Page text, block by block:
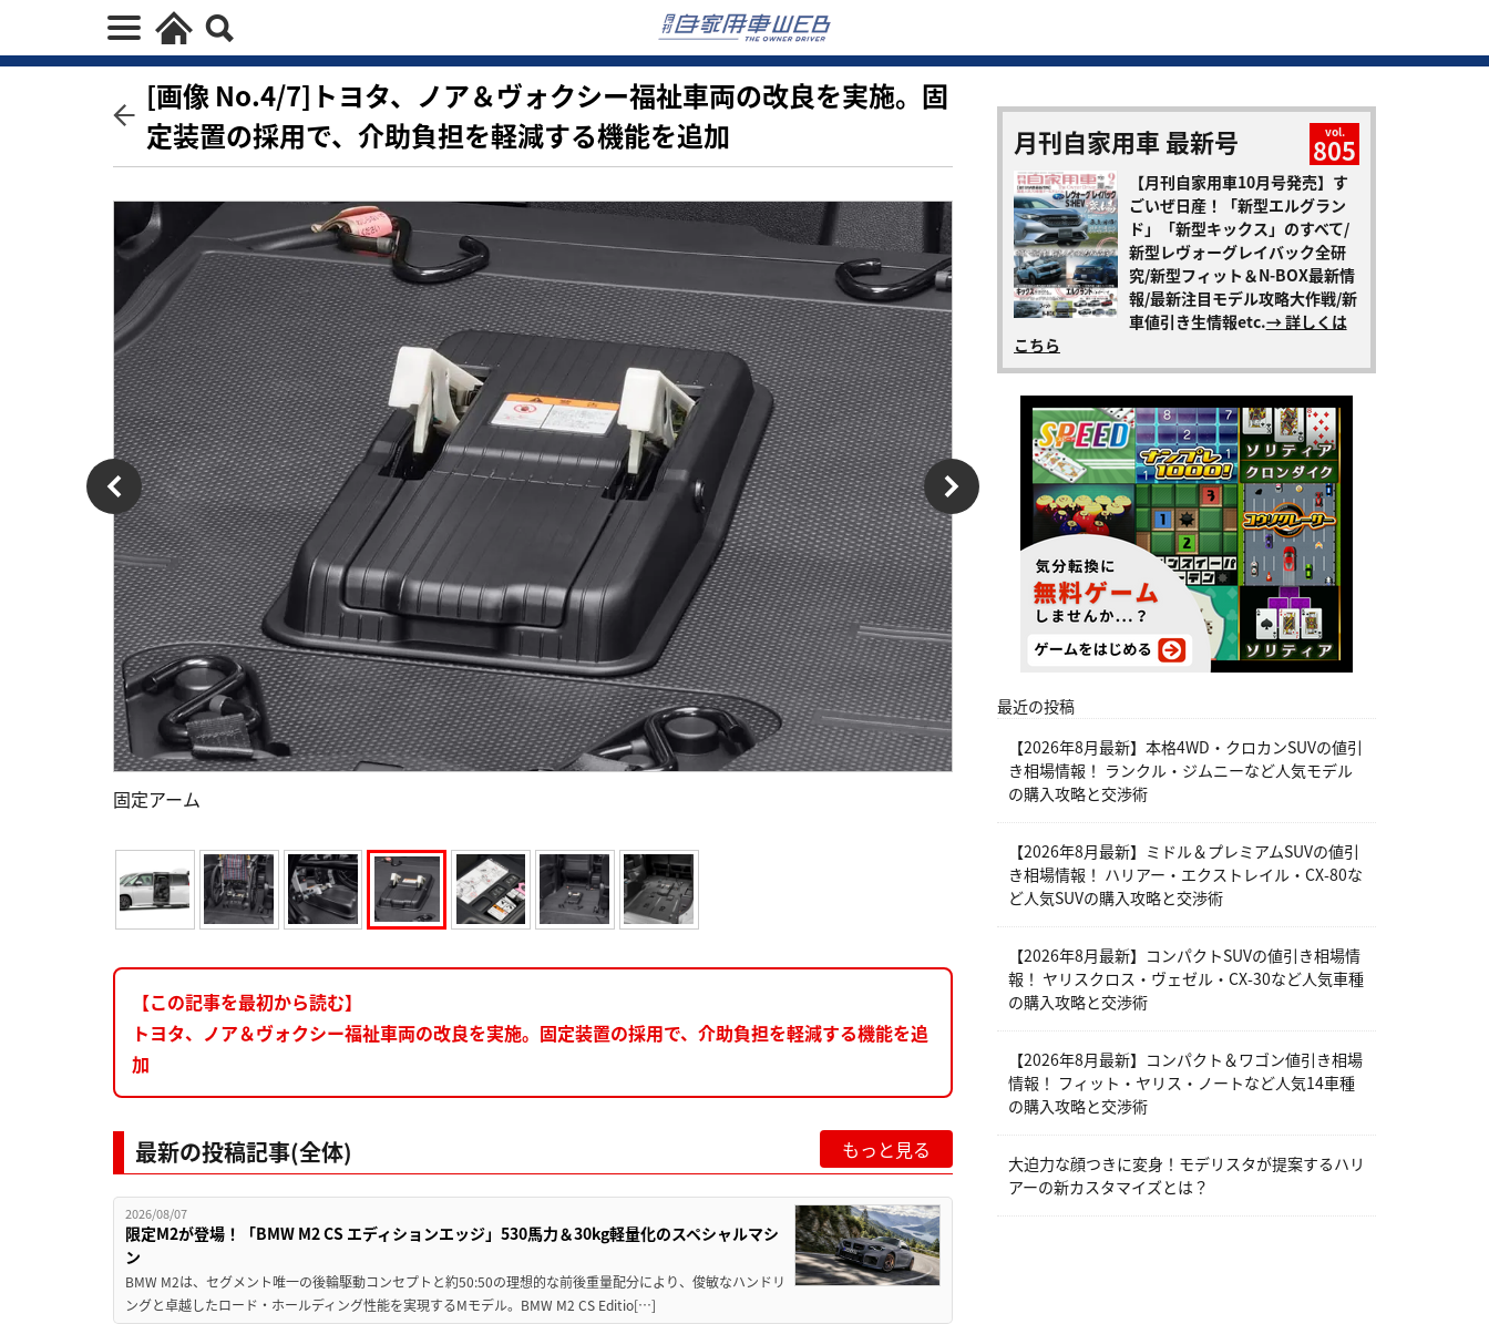
[画像 No.4/7]トヨタ、ノア＆ヴォクシー福祉車両の改良を実施。固
定装置の採用で、介助負担を軽減する機能を追加
固定アーム
【この記事を最初から読む】
トヨタ、ノア＆ヴォクシー福祉車両の改良を実施。固定装置の採用で、介助負担を軽減する機能を追
加
最新の投稿記事(全体) もっと見る
2026/08/07
限定M2が登場！「BMW M2 CS エディションエッジ」530馬力＆30kg軽量化のスペシャルマシ
ン
BMW M2は、セグメント唯一の後輪駆動コンセプトと約50:50の理想的な前後重量配分により、俊敏なハンドリ
ングと卓越したロード・ホールディング性能を実現するMモデル。BMW M2 CS Editio[…]
月刊自家用車 最新号 vol.
805
【月刊自家用車10月号発売】す
ごいぜ日産！「新型エルグラン
ド」「新型キックス」のすべて/
新型レヴォーグレイバック全研
究/新型フィット＆N-BOX最新情
報/最新注目モデル攻略大作戦/新
車値引き生情報etc.→ 詳しくは
こちら
最近の投稿
【2026年8月最新】本格4WD・クロカンSUVの値引
き相場情報！ ランクル・ジムニーなど人気モデル
の購入攻略と交渉術
【2026年8月最新】ミドル＆プレミアムSUVの値引
き相場情報！ ハリアー・エクストレイル・CX-80な
ど人気SUVの購入攻略と交渉術
【2026年8月最新】コンパクトSUVの値引き相場情
報！ ヤリスクロス・ヴェゼル・CX-30など人気車種
の購入攻略と交渉術
【2026年8月最新】コンパクト＆ワゴン値引き相場
情報！ フィット・ヤリス・ノートなど人気14車種
の購入攻略と交渉術
大迫力な顔つきに変身！モデリスタが提案するハリ
アーの新カスタマイズとは？